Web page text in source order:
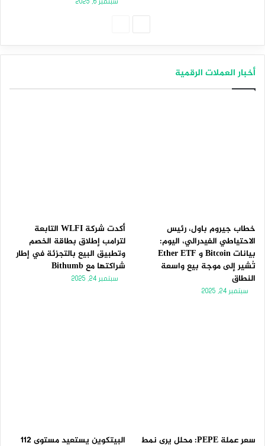
أخبار العملات الرقمية
خطاب جيروم باول، رئيس
الاحتياطي الفيدرالي، اليوم:
بيانات Bitcoin و Ether ETF
تُشير إلى موجة بيع واسعة
النطاق
سبتمبر 24, 2025
أكدت شركة WLFI التابعة
لترامب إطلاق بطاقة الخصم
وتطبيق البيع بالتجزئة في إطار
شراكتها مع Bithumb
سبتمبر 24, 2025
سعر عملة PEPE: محلل يرى نمط
البيتكوين يستعيد مستوى 112